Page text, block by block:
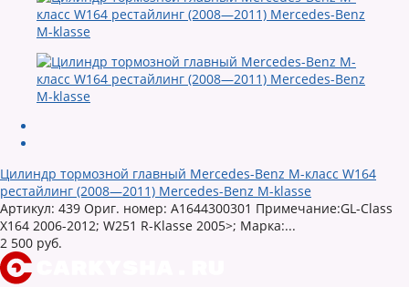
Цилиндр тормозной главный Mercedes-Benz M-класс W164
рестайлинг (2008—2011) Mercedes-Benz M-klasse
Артикул: 439 Ориг. номер: A1644300301 Примечание:GL-Class
X164 2006-2012; W251 R-Klasse 2005>; Марка:...
2 500 руб.